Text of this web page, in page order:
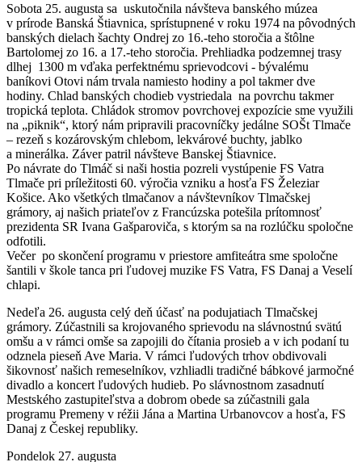
Sobota 25. augusta sa uskutočnila návšteva banského múzea
v prírode Banská Štiavnica, sprístupnené v roku 1974 na pôvodných
banských dielach šachty Ondrej zo 16.-teho storočia a štôlne
Bartolomej zo 16. a 17.-teho storočia. Prehliadka podzemnej trasy
dlhej 1300 m vďaka perfektnému sprievodcovi - bývalému
baníkovi Otovi nám trvala namiesto hodiny a pol takmer dve
hodiny. Chlad banských chodieb vystriedala na povrchu takmer
tropická teplota. Chládok stromov povrchovej expozície sme využili
na „piknik“, ktorý nám pripravili pracovníčky jedálne SOŠt Tlmače
– rezeň s kozárovským chlebom, lekvárové buchty, jablko
a minerálka. Záver patril návšteve Banskej Štiavnice.
Po návrate do Tlmáč si naši hostia pozreli vystúpenie FS Vatra
Tlmače pri príležitosti 60. výročia vzniku a hosťa FS Železiar
Košice. Ako všetkých tlmačanov a návštevníkov Tlmačskej
grámory, aj našich priateľov z Francúzska potešila prítomnosť
prezidenta SR Ivana Gašparoviča, s ktorým sa na rozlúčku spoločne
odfotili.
Večer po skončení programu v priestore amfiteátra sme spoločne
šantili v škole tanca pri ľudovej muzike FS Vatra, FS Danaj a Veselí
chlapi.
Nedeľa 26. augusta celý deň účasť na podujatiach Tlmačskej
grámory. Zúčastnili sa krojovaného sprievodu na slávnostnú svätú
omšu a v rámci omše sa zapojili do čítania prosieb a v ich podaní tu
odznela pieseň Ave Maria. V rámci ľudových trhov obdivovali
šikovnosť našich remeselníkov, vzhliadli tradičné bábkové jarmočné
divadlo a koncert ľudových hudieb. Po slávnostnom zasadnutí
Mestského zastupiteľstva a dobrom obede sa zúčastnili gala
programu Premeny v réžii Jána a Martina Urbanovcov a hosťa, FS
Danaj z Českej republiky.
Pondelok 27. augusta